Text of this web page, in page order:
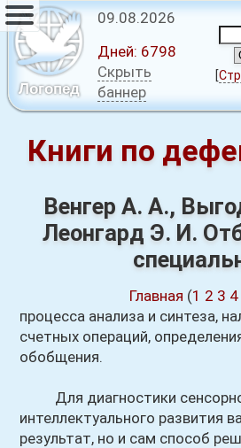
Логопед
09.08.2026
Дней: 6798
Скрыть
баннер
[
Книги по
Венгер А. А.,
Леонгард Э. И.
Главная (1 2 3 4
процесса анализа и синтеза,
счетных операций,
обобщения.
Для диагностики
интеллектуального развития
результат, но и сам способ